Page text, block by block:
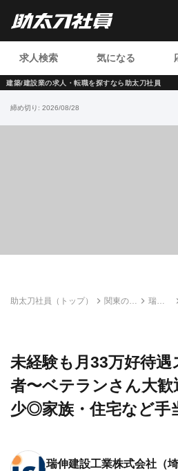
建築/建設業の求人・転職を探すなら助太刀社員
求人検索 気になる
締め切り: 2026/08/28
助太刀社員（トップ）
関東の建
瑞伸
未経験も月33万好待
者〜ベテランさん大歓
少◎家族・住宅など手
瑞伸建設工業株式会社 （